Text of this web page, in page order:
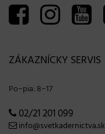
ZÁKAZNÍCKY SERVIS
Po−pia: 8−17
02/21 201 099
info@svetkadernictva.sk